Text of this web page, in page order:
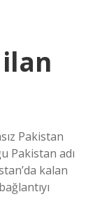
ilan
Pakistan
Pakistan adı
kalan